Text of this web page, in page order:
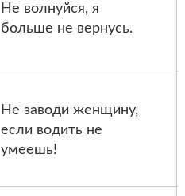
Не волнуйся, я
больше не вернусь.
Не заводи женщину,
если водить не
умеешь!